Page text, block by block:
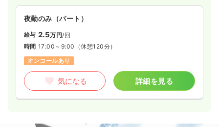
夜勤のみ（パート）
給与 2.5万円/回
時間 17:00～9:00 （休憩120分）
オンコールあり
気になる 詳細を見る